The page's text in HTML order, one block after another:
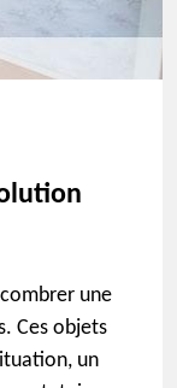
une
Ces objets
un